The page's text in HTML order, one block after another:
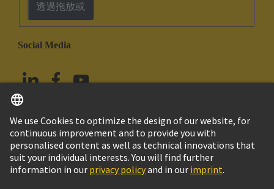
透過拖放或
Social Media
台灣 繁体中文